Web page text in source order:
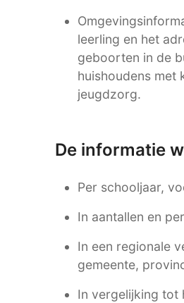
leerling en het
geboorten in de
huishoudens met
jeugdzorg.
De informatie
Per schooljaar,
In aantallen en
In een regionale
gemeente,
In vergelijking tot